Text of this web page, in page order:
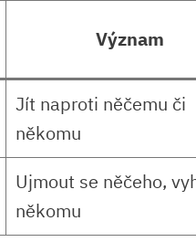
Význam
Jít naproti ⁢něčemu​ či
někomu
Ujmout se něčeho,
někomu